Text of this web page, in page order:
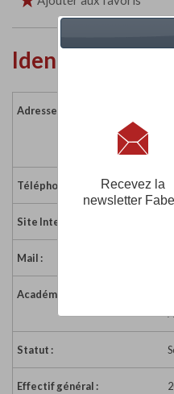
Identité de
Adresse :
Téléphone :
Site Internet :
Mail :
Académie :
Statut :
Effectif général :
Recevez la
newsletter